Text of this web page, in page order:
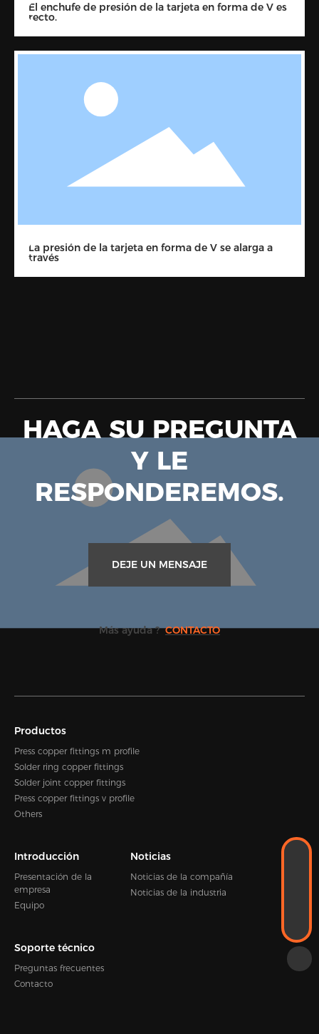
Doble soporte de presión de tarjeta en forma de V
90 grados
HAGA SU PREGUNTA
Y LE
RESPONDEREMOS.
DEJE UN MENSAJE
Más ayuda ?CONTACTO
Productos
Press copper fittings m profile
Solder ring copper fittings
Solder joint copper fittings
Press copper fittings v profile
Others
Introducción
Presentación de la
empresa
Equipo
Noticias
Noticias de la compañía
Noticias de la industria
Soporte técnico
Preguntas frecuentes
Contacto
+86-18989338889
CORREO ELECTRÓNICO
Kevin.zhou@hengshen.com